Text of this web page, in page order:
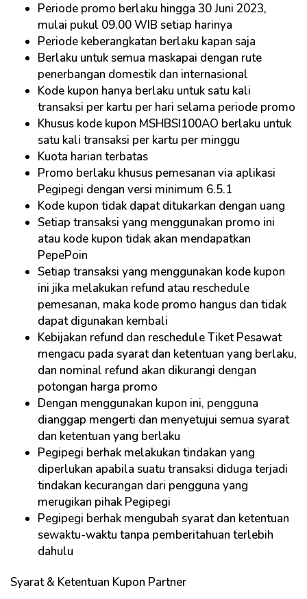
Periode promo berlaku hingga 30 Juni 2023,
mulai pukul 09.00 WIB setiap harinya
Periode keberangkatan berlaku kapan saja
Berlaku untuk semua maskapai dengan rute
penerbangan domestik dan internasional
Kode kupon hanya berlaku untuk satu kali
transaksi per kartu per hari selama periode promo
Khusus kode kupon MSHBSI100AO berlaku untuk
satu kali transaksi per kartu per minggu
Kuota harian terbatas
Promo berlaku khusus pemesanan via aplikasi
Pegipegi dengan versi minimum 6.5.1
Kode kupon tidak dapat ditukarkan dengan uang
Setiap transaksi yang menggunakan promo ini
atau kode kupon tidak akan mendapatkan
PepePoin
Setiap transaksi yang menggunakan kode kupon
ini jika melakukan refund atau reschedule
pemesanan, maka kode promo hangus dan tidak
dapat digunakan kembali
Kebijakan refund dan reschedule Tiket Pesawat
mengacu pada syarat dan ketentuan yang berlaku,
dan nominal refund akan dikurangi dengan
potongan harga promo
Dengan menggunakan kupon ini, pengguna
dianggap mengerti dan menyetujui semua syarat
dan ketentuan yang berlaku
Pegipegi berhak melakukan tindakan yang
diperlukan apabila suatu transaksi diduga terjadi
tindakan kecurangan dari pengguna yang
merugikan pihak Pegipegi
Pegipegi berhak mengubah syarat dan ketentuan
sewaktu-waktu tanpa pemberitahuan terlebih
dahulu
Syarat & Ketentuan Kupon Partner